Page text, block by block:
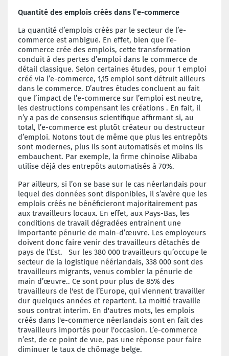
Quantité des emplois créés dans l’e-commerce
La quantité d’emplois créés par le secteur de l’e-
commerce est ambiguë. En effet, bien que l’e-
commerce crée des emplois, cette transformation
conduit à des pertes d’emploi dans le commerce de
détail classique. Selon certaines études, pour 1 emploi
créé via l’e-commerce, 1,15 emploi sont détruit ailleurs
dans le commerce. D’autres études concluent au fait
que l’impact de l’e-commerce sur l’emploi est neutre,
les destructions compensant les créations . En fait, il
n’y a pas de consensus scientifique affirmant si, au
total, l’e-commerce est plutôt créateur ou destructeur
d’emploi. Notons tout de même que plus les entrepôts
sont modernes, plus ils sont automatisés et moins ils
embauchent. Par exemple, la firme chinoise Alibaba
utilise déjà des entrepôts automatisés à 70%.
Par ailleurs, si l’on se base sur le cas néerlandais pour
lequel des données sont disponibles, il s’avère que les
emplois créés ne bénéficieront majoritairement pas
aux travailleurs locaux. En effet, aux Pays-Bas, les
conditions de travail dégradées entrainent une
importante pénurie de main-d’œuvre. Les employeurs
doivent donc faire venir des travailleurs détachés de
pays de l’Est. Sur les 380 000 travailleurs qu’occupe le
secteur de la logistique néérlandais, 338 000 sont des
travailleurs migrants, venus combler la pénurie de
main d’œuvre.. Ce sont pour plus de 85% des
travailleurs de l'est de l’Europe, qui viennent travailler
dur quelques années et repartent. La moitié travaille
sous contrat interim. En d'autres mots, les emplois
créés dans l'e-commerce néerlandais sont en fait des
travailleurs importés pour l'occasion. L’e-commerce
n’est, de ce point de vue, pas une réponse pour faire
diminuer le taux de chômage belge.